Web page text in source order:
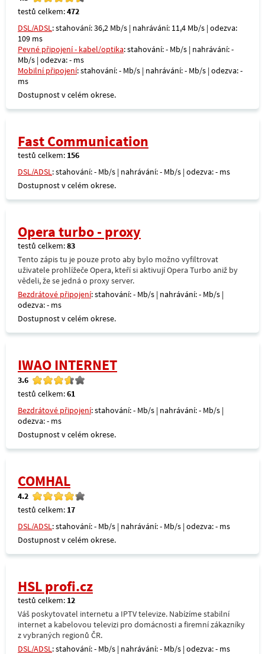
testů celkem:472
DSL/ADSL: stahování: 36,2 Mb/s | nahrávání: 11,4 Mb/s | odezva:
109 ms
Pevné připojení - kabel/optika: stahování: - Mb/s | nahrávání: -
Mb/s | odezva: - ms
Mobilní připojení: stahování: - Mb/s | nahrávání: - Mb/s | odezva: -
ms
Dostupnost v celém okrese.
Fast Communication
testů celkem: 156
DSL/ADSL: stahování: - Mb/s | nahrávání: - Mb/s | odezva: - ms
Dostupnost v celém okrese.
Opera turbo - proxy
testů celkem:83
Tento zápis tu je pouze proto aby bylo možno vyfiltrovat
uživatele prohlížeče Opera, kteří si aktivují Opera Turbo aniž by
vědeli, že se jedná o proxy server.
Bezdrátové připojení: stahování: - Mb/s | nahrávání: - Mb/s |
odezva: - ms
Dostupnost v celém okrese.
IWAO INTERNET
3.6
testů celkem:61
Bezdrátové připojení: stahování: - Mb/s | nahrávání: - Mb/s |
odezva: - ms
Dostupnost v celém okrese.
COMHAL
4.2
testů celkem: 17
DSL/ADSL: stahování: - Mb/s | nahrávání: - Mb/s | odezva: - ms
Dostupnost v celém okrese.
HSL profi.cz
testů celkem: 12
Váš poskytovatel internetu a IPTV televize. Nabízíme stabilní
internet a kabelovou televizi pro domácnosti a firemní zákazníky
z vybraných regionů ČR.
DSL/ADSL: stahování: - Mb/s | nahrávání: - Mb/s | odezva: - ms